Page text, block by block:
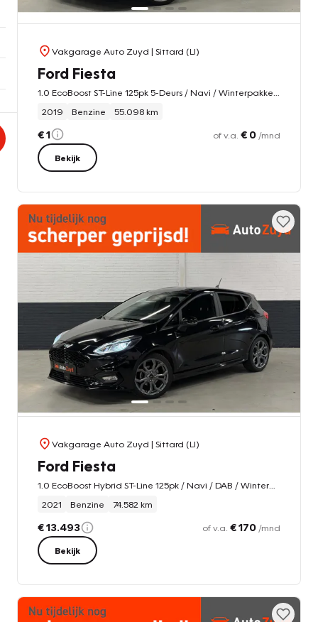
Vakgarage Auto Zuyd | Sittard (LI)
Ford Fiesta
2019
Benzine 55.098 km
€ 1 of v.a. € 0 /mnd
Bekijk
Vakgarage Auto Zuyd | Sittard (LI)
Ford Fiesta
2021
Benzine 74.582 km
€ 13.493 of v.a. € 170 /mnd
Bekijk